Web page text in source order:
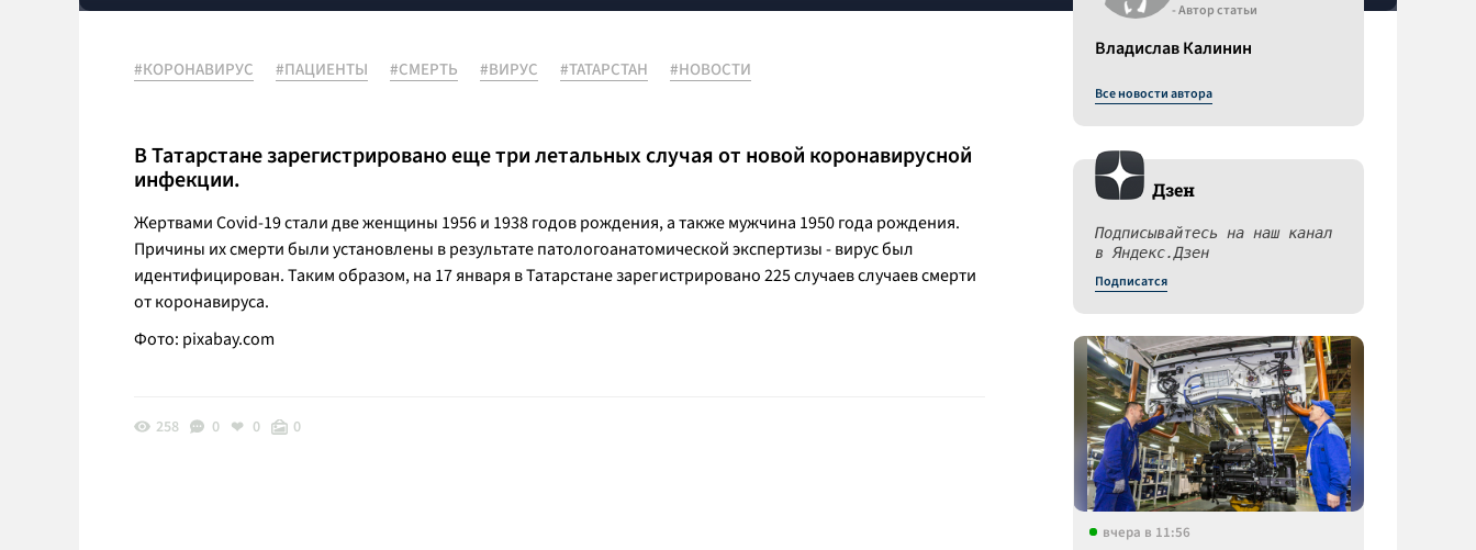
#КОРОНАВИРУС #ПАЦИЕНТЫ #СМЕРТЬ #ВИРУС #ТАТАРСТАН #НОВОСТИ
В Татарстане зарегистрировано еще три летальных случая от новой коронавирусной
инфекции.
Жертвами Covid-19 стали две женщины 1956 и 1938 годов рождения, а также мужчина 1950 года рождения.
Причины их смерти были установлены в результате патологоанатомической экспертизы - вирус был
идентифицирован. Таким образом, на 17 января в Татарстане зарегистрировано 225 случаев случаев смерти
от коронавируса.
Фото: pixabay.com
258 0 0 0
- Автор статьи
Владислав Калинин
Все новости автора
Дзен
Подписывайтесь на наш канал
в Яндекс.Дзен
Подписатся
вчера в 11:56